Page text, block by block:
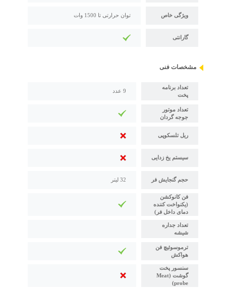
ویژگی خاص توان حرارتی تا 1500 وات
گارانتی
مشخصات فنی
تعداد برنامه
پخت
9 عدد
تعداد موتور
جوجه گردان
ریل تلسکوپی
سیستم یخ زدایی
حجم گنجایش فر 32 لیتر
فن کانوکشن
(یکنواخت کننده
دمای داخل فر)
تعداد جداره
شیشه
ترموسوئیچ فن
هواکش
سنسور پخت
گوشت (Meat
probe)